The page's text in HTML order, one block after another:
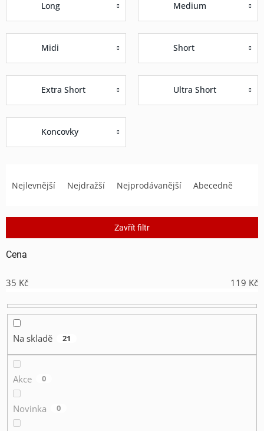
Long Medium
Midi Short
Extra Short Ultra Short
Koncovky
í
p
r
d
k
Nejlevnější Nejdražší Nejprodávanější Abecedně
Zavřít filtr
Cena
35 Kč 119 Kč
Na skladě 21
Akce 0
Novinka 0